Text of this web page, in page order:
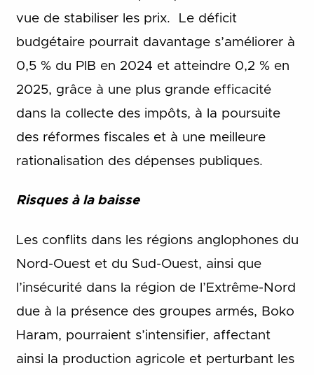
vue de stabiliser les prix. Le déficit
budgétaire pourrait davantage s’améliorer à
0,5 % du PIB en 2024 et atteindre 0,2 % en
2025, grâce à une plus grande efficacité
dans la collecte des impôts, à la poursuite
des réformes fiscales et à une meilleure
rationalisation des dépenses publiques.
Risques à la baisse
Les conflits dans les régions anglophones du
Nord-Ouest et du Sud-Ouest, ainsi que
l’insécurité dans la région de l’Extrême-Nord
due à la présence des groupes armés, Boko
Haram, pourraient s’intensifier, affectant
ainsi la production agricole et perturbant les